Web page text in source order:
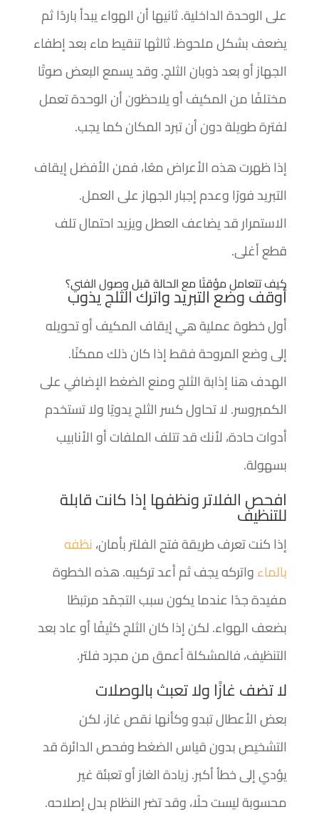
على الوحدة الداخلية. ثانيها أن الهواء يبدأ باردًا ثم
يضعف بشكل ملحوظ. ثالثها تنقيط ماء بعد إطفاء
الجهاز أو بعد ذوبان الثلج. وقد يسمع البعض صوتًا
مختلفًا من المكيف أو يلاحظون أن الوحدة تعمل
لفترة طويلة دون أن تبرد المكان كما يجب.
إذا ظهرت هذه الأعراض معًا، فمن الأفضل إيقاف
التبريد فورًا وعدم إجبار الجهاز على العمل.
الاستمرار قد يضاعف العطل ويزيد احتمال تلف
قطع أغلى.
كيف تتعامل مؤقتًا مع الحالة قبل وصول الفني؟
أوقف وضع التبريد واترك الثلج يذوب
أول خطوة عملية هي إيقاف المكيف أو تحويله
إلى وضع المروحة فقط إذا كان ذلك ممكنًا.
الهدف هنا إذابة الثلج ومنع الضغط الإضافي على
الكمبروسر. لا تحاول كسر الثلج يدويًا ولا تستخدم
أدوات حادة، لأنك قد تتلف الملفات أو الأنابيب
بسهولة.
افحص الفلاتر ونظفها إذا كانت قابلة
للتنظيف
إذا كنت تعرف طريقة فتح الفلتر بأمان،نظفه
بالماءواتركه يجف ثم أعد تركيبه. هذه الخطوة
مفيدة جدًا عندما يكون سبب التجمّد مرتبطًا
بضعف الهواء. لكن إذا كان الثلج كثيفًا أو عاد بعد
التنظيف، فالمشكلة أعمق من مجرد فلتر.
لا تضف غازًا ولا تعبث بالوصلات
بعض الأعطال تبدو وكأنها نقص غاز، لكن
التشخيص بدون قياس الضغط وفحص الدائرة قد
يؤدي إلى خطأ أكبر. زيادة الغاز أو تعبئة غير
محسوبة ليست حلًا، وقد تضر النظام بدل إصلاحه.